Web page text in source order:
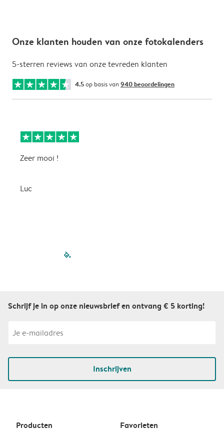
Onze klanten houden van onze fotokalenders
5-sterren reviews van onze tevreden klanten
4.5op basis van 940 beoordelingen
Zeer mooi !
Luc
filled-pagination
Schrijf je in op onze nieuwsbrief en ontvang € 5 korting!
Inschrijven
Producten Favorieten